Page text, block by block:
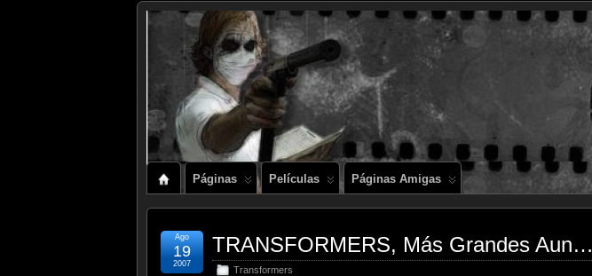
Páginas Películas Páginas Amigas
TRANSFORMERS, Más Grandes Aun…
Transformers
Ago
19
2007